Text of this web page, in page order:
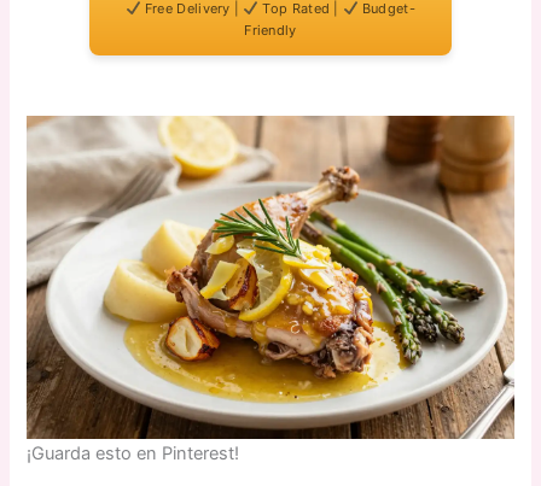
Free Delivery | Top Rated |
Budget-
Friendly
¡Guarda esto en Pinterest!